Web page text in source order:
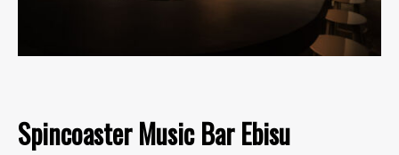
Spincoaster Music Bar Ebisu